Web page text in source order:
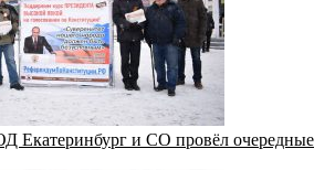
Екатеринбург и СО провёл очередные